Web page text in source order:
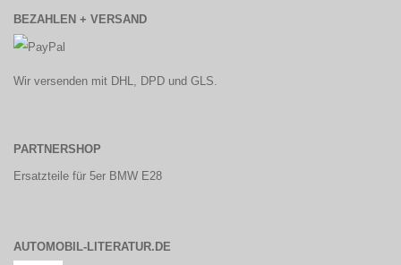
BEZAHLEN + VERSAND
Wir versenden mit DHL, DPD und GLS.
PARTNERSHOP
Ersatzteile für 5er BMW E28
AUTOMOBIL-LITERATUR.DE